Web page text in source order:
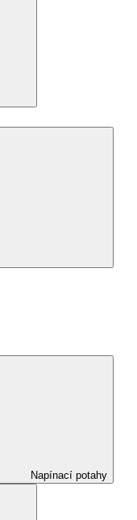
Napínací potahy